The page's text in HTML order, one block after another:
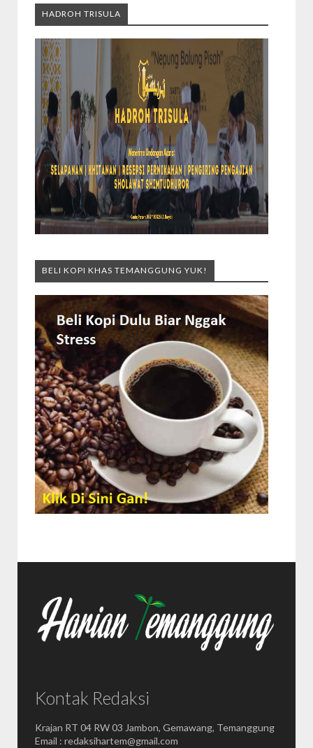
HADROH TRISULA
BELI KOPI KHAS TEMANGGUNG YUK!
Kontak Redaksi
Krajan RT 04 RW 03 Jambon, Gemawang, Temanggung
Email : redaksihartem@gmail.com